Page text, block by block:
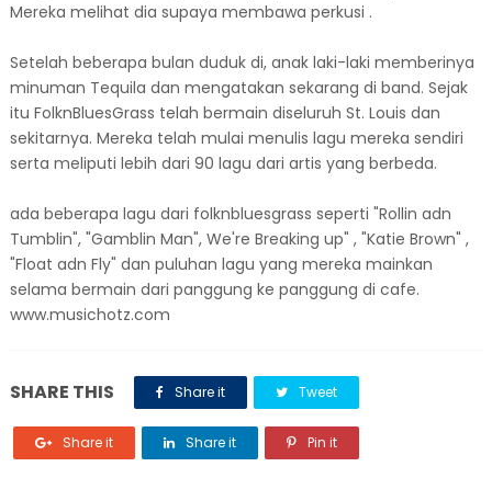
Mereka melihat dia supaya membawa perkusi .
Setelah beberapa bulan duduk di, anak laki-laki memberinya
minuman Tequila dan mengatakan sekarang di band. Sejak
itu FolknBluesGrass telah bermain diseluruh St. Louis dan
sekitarnya. Mereka telah mulai menulis lagu mereka sendiri
serta meliputi lebih dari 90 lagu dari artis yang berbeda.
ada beberapa lagu dari folknbluesgrass seperti "Rollin adn
Tumblin", "Gamblin Man", We're Breaking up" , "Katie Brown" ,
"Float adn Fly" dan puluhan lagu yang mereka mainkan
selama bermain dari panggung ke panggung di cafe.
www.musichotz.com
SHARE THIS Share it Tweet
Share it Share it Pin it